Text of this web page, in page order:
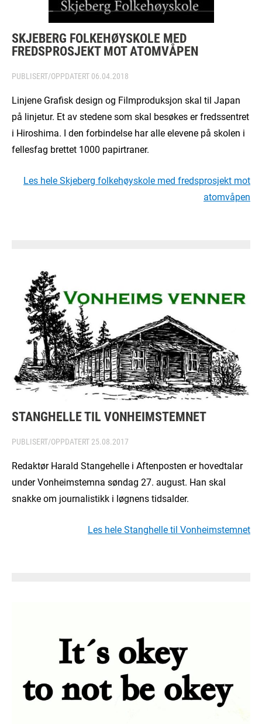
SKJEBERG FOLKEHØYSKOLE MED
FREDSPROSJEKT MOT ATOMVÅPEN
PUBLISERT/OPPDATERT 06.04.2018
Linjene Grafisk design og Filmproduksjon skal til Japan
på linjetur. Et av stedene som skal besøkes er fredssentret
i Hiroshima. I den forbindelse har alle elevene på skolen i
fellesfag brettet 1000 papirtraner.
Les hele Skjeberg folkehøyskole med fredsprosjekt mot
atomvåpen
STANGHELLE TIL VONHEIMSTEMNET
PUBLISERT/OPPDATERT 25.08.2017
Redaktør Harald Stangehelle i Aftenposten er hovedtalar
under Vonheimstemna søndag 27. august. Han skal
snakke om journalistikk i løgnens tidsalder.
Les hele Stanghelle til Vonheimstemnet